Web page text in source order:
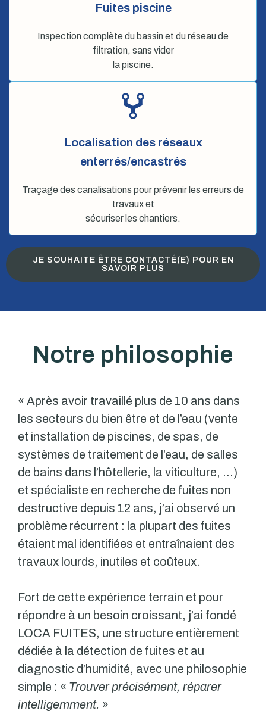
Fuites piscine
Inspection complète du bassin et du réseau de
filtration, sans vider
la piscine.
Localisation des réseaux
enterrés/encastrés
Traçage des canalisations pour prévenir les erreurs de
travaux et
sécuriser les chantiers.
JE SOUHAITE ÊTRE CONTACTÉ(E) POUR EN
SAVOIR PLUS
Notre philosophie
« Après avoir travaillé plus de 10 ans dans
les secteurs du bien être et de l’eau (vente
et installation de piscines, de spas, de
systèmes de traitement de l’eau, de salles
de bains dans l’hôtellerie, la viticulture, …)
et spécialiste en recherche de fuites non
destructive depuis 12 ans, j’ai observé un
problème récurrent : la plupart des fuites
étaient mal identifiées et entraînaient des
travaux lourds, inutiles et coûteux.
Fort de cette expérience terrain et pour
répondre à un besoin croissant, j’ai fondé
LOCA FUITES, une structure entièrement
dédiée à la détection de fuites et au
diagnostic d’humidité, avec une philosophie
simple : « Trouver précisément, réparer
intelligemment. »